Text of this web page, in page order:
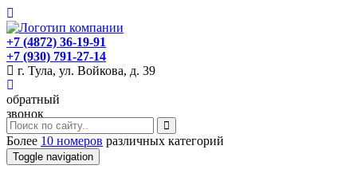
+7 (4872) 36-19-91
+7 (930) 791-27-14
г. Тула, ул. Войкова, д. 39
обратный
звонок
Более 10 номеров различных категорий
Toggle navigation